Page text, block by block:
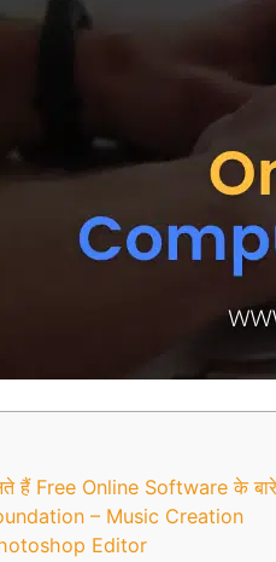
हैं Free Online Software के
– Music Creation
Editor